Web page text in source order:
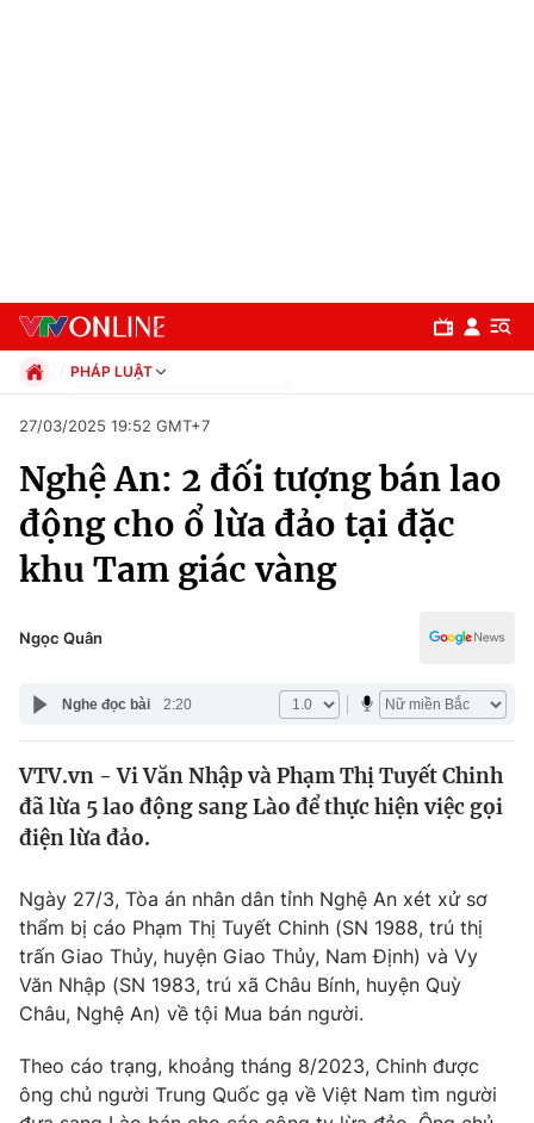
Chuyên mục
Chính trị
Thế giới
Thế giới đó đây
Câu chuyện quốc tế
Kinh tế
Tài chính
Thị trường
Góc doanh nghiệp
Dữ liệu và đời sống
Truyền hình
Phim VTV
Giải trí
PHÁP LUẬT
Xã hội
Pháp luật
Kinh tế
Thể thao
Truyền hình
Văn hóa - Giải trí
Giáo dục
27/03/2025 19:52 GMT+7
Nghệ An: 2 đối tượng bán lao
động cho ổ lừa đảo tại đặc
khu Tam giác vàng
Ngọc Quân
Nghe đọc bài 2:20
VTV.vn - Vi Văn Nhập và Phạm Thị Tuyết Chinh
đã lừa 5 lao động sang Lào để thực hiện việc gọi
điện lừa đảo.
Ngày 27/3, Tòa án nhân dân tỉnh Nghệ An xét xử sơ
thẩm bị cáo Phạm Thị Tuyết Chinh (SN 1988, trú thị
trấn Giao Thủy, huyện Giao Thủy, Nam Định) và Vy
Văn Nhập (SN 1983, trú xã Châu Bính, huyện Quỳ
Châu, Nghệ An) về tội Mua bán người.
Theo cáo trạng, khoảng tháng 8/2023, Chinh được
ông chủ người Trung Quốc gạ về Việt Nam tìm người